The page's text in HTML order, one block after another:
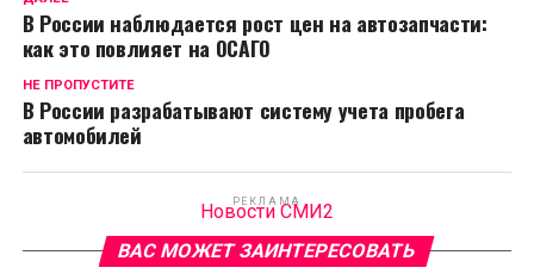
В России наблюдается рост цен на автозапчасти:
как это повлияет на ОСАГО
НЕ ПРОПУСТИТЕ
В России разрабатывают систему учета пробега
автомобилей
РЕКЛАМА
Новости СМИ2
ВАС МОЖЕТ ЗАИНТЕРЕСОВАТЬ